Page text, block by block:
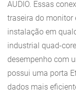
AUDIO. Essas
traseira do monitor
instalação em
industrial quad-
desempenho com
possui uma porta
dados mais